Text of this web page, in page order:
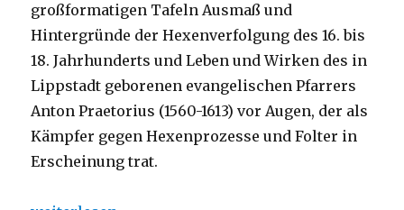
großformatigen Tafeln Ausmaß und
Hintergründe der Hexenverfolgung des 16. bis
18. Jahrhunderts und Leben und Wirken des in
Lippstadt geborenen evangelischen Pfarrers
Anton Praetorius (1560-1613) vor Augen, der als
Kämpfer gegen Hexenprozesse und Folter in
Erscheinung trat.